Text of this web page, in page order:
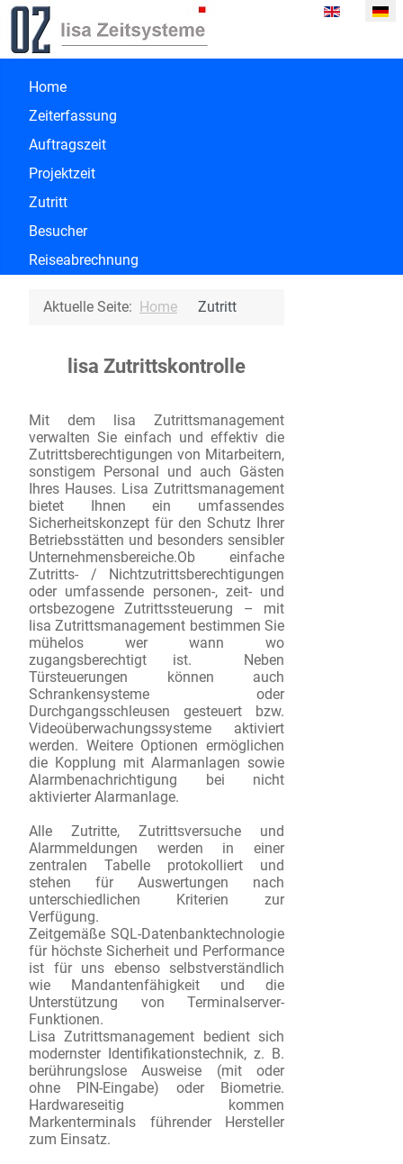
Sprache
Home
Zeiterfassung
Auftragszeit
Projektzeit
Zutritt
Besucher
Reiseabrechnung
Aktuelle Seite: Home Zutritt
lisa Zutrittskontrolle
Mit dem lisa Zutrittsmanagement
verwalten Sie einfach und effektiv die
Zutrittsberechtigungen von Mitarbeitern,
sonstigem Personal und auch Gästen
Ihres Hauses. Lisa Zutrittsmanagement
bietet Ihnen ein umfassendes
Sicherheitskonzept für den Schutz Ihrer
Betriebsstätten und besonders sensibler
Unternehmensbereiche.Ob einfache
Zutritts- / Nichtzutrittsberechtigungen
oder umfassende personen-, zeit- und
ortsbezogene Zutrittssteuerung – mit
lisa Zutrittsmanagement bestimmen Sie
mühelos wer wann wo
zugangsberechtigt ist.
Neben
Türsteuerungen können auch
Schrankensysteme oder
Durchgangsschleusen gesteuert bzw.
Videoüberwachungssysteme aktiviert
werden. Weitere Optionen ermöglichen
die Kopplung mit Alarmanlagen sowie
Alarmbenachrichtigung bei nicht
aktivierter Alarmanlage.
Alle Zutritte, Zutrittsversuche und
Alarmmeldungen werden in einer
zentralen Tabelle protokolliert und
stehen für Auswertungen nach
unterschiedlichen Kriterien zur
Verfügung.
Zeitgemäße SQL-Datenbanktechnologie
für höchste Sicherheit und Performance
ist für uns ebenso selbstverständlich
wie Mandantenfähigkeit und die
Unterstützung von Terminalserver-
Funktionen.
Lisa Zutrittsmanagement bedient sich
modernster Identifikationstechnik, z. B.
berührungslose Ausweise (mit oder
ohne PIN-Eingabe) oder Biometrie.
Hardwareseitig kommen
Markenterminals führender Hersteller
zum Einsatz.